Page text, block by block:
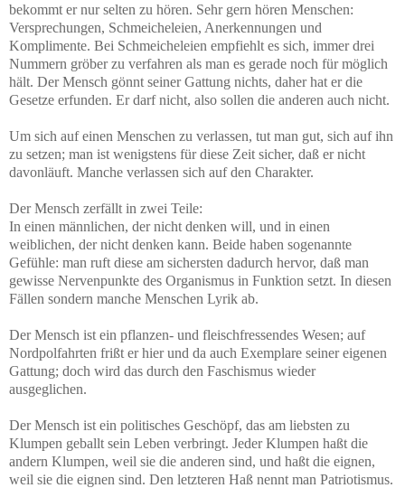
bekommt er nur selten zu hören. Sehr gern hören Menschen:
Versprechungen, Schmeicheleien, Anerkennungen und
Komplimente. Bei Schmeicheleien empfiehlt es sich, immer drei
Nummern gröber zu verfahren als man es gerade noch für möglich
hält. Der Mensch gönnt seiner Gattung nichts, daher hat er die
Gesetze erfunden. Er darf nicht, also sollen die anderen auch nicht.
Um sich auf einen Menschen zu verlassen, tut man gut, sich auf ihn
zu setzen; man ist wenigstens für diese Zeit sicher, daß er nicht
davonläuft. Manche verlassen sich auf den Charakter.
Der Mensch zerfällt in zwei Teile:
In einen männlichen, der nicht denken will, und in einen
weiblichen, der nicht denken kann. Beide haben sogenannte
Gefühle: man ruft diese am sichersten dadurch hervor, daß man
gewisse Nervenpunkte des Organismus in Funktion setzt. In diesen
Fällen sondern manche Menschen Lyrik ab.
Der Mensch ist ein pflanzen- und fleischfressendes Wesen; auf
Nordpolfahrten frißt er hier und da auch Exemplare seiner eigenen
Gattung; doch wird das durch den Faschismus wieder
ausgeglichen.
Der Mensch ist ein politisches Geschöpf, das am liebsten zu
Klumpen geballt sein Leben verbringt. Jeder Klumpen haßt die
andern Klumpen, weil sie die anderen sind, und haßt die eignen,
weil sie die eignen sind. Den letzteren Haß nennt man Patriotismus.